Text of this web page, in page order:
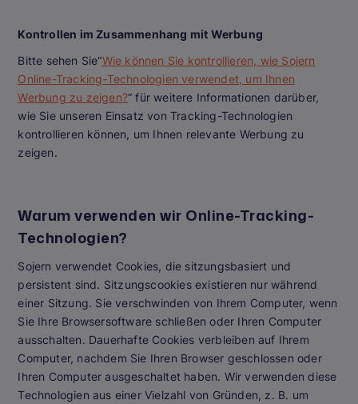
Kontrollen im Zusammenhang mit Werbung
Bitte sehen Sie“Wie können Sie kontrollieren, wie Sojern
Online-Tracking-Technologien verwendet, um Ihnen
Werbung zu zeigen?“ für weitere Informationen darüber,
wie Sie unseren Einsatz von Tracking-Technologien
kontrollieren können, um Ihnen relevante Werbung zu
zeigen.
Warum verwenden wir Online-Tracking-
Technologien?
Sojern verwendet Cookies, die sitzungsbasiert und
persistent sind. Sitzungscookies existieren nur während
einer Sitzung. Sie verschwinden von Ihrem Computer, wenn
Sie Ihre Browsersoftware schließen oder Ihren Computer
ausschalten. Dauerhafte Cookies verbleiben auf Ihrem
Computer, nachdem Sie Ihren Browser geschlossen oder
Ihren Computer ausgeschaltet haben. Wir verwenden diese
Technologien aus einer Vielzahl von Gründen, z. B. um